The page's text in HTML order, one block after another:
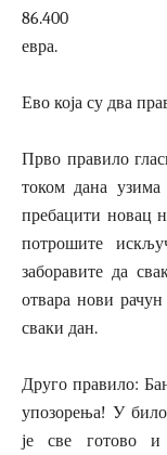
86.400
евра.
Ево која су два
Прво правило
током дана
пребацити новац
потрошите
заборавите да
отвара нови
сваки дан.
Друго правило:
упозорења! У
је све готово и